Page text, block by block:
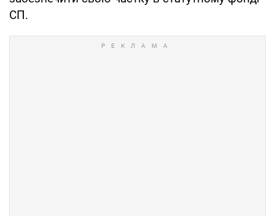
СП.